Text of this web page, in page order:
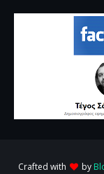
Crafted with by